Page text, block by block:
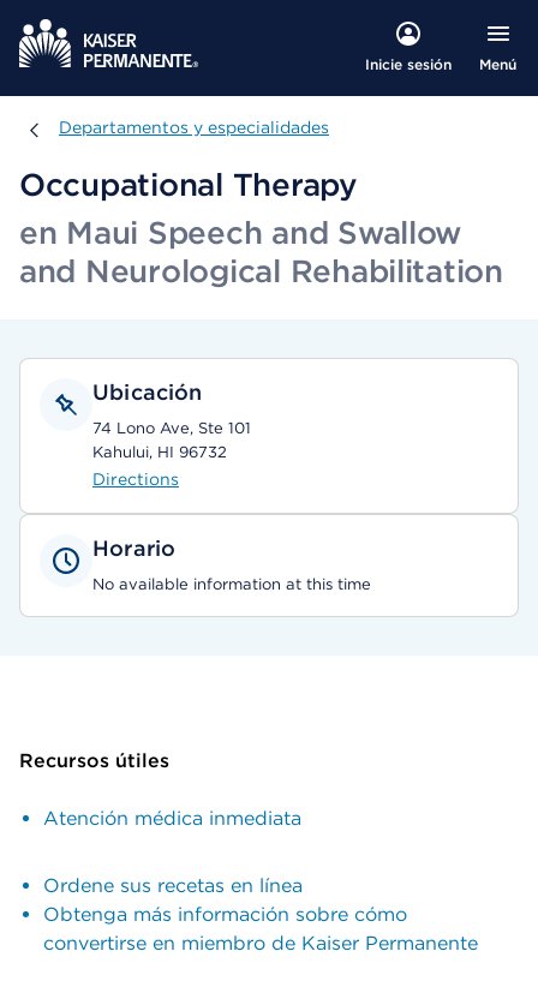
Inicie sesión Menú
Departamentos y especialidades
Departamentos y especialidades
Occupational Therapy
en Maui Speech and Swallow
and Neurological Rehabilitation
Ubicación
74 Lono Ave, Ste 101
Kahului, HI 96732
Directions
Horario
No available information at this time
Recursos útiles
Atención médica inmediata
Ordene sus recetas en línea
Obtenga más información sobre cómo
convertirse en miembro de Kaiser Permanente